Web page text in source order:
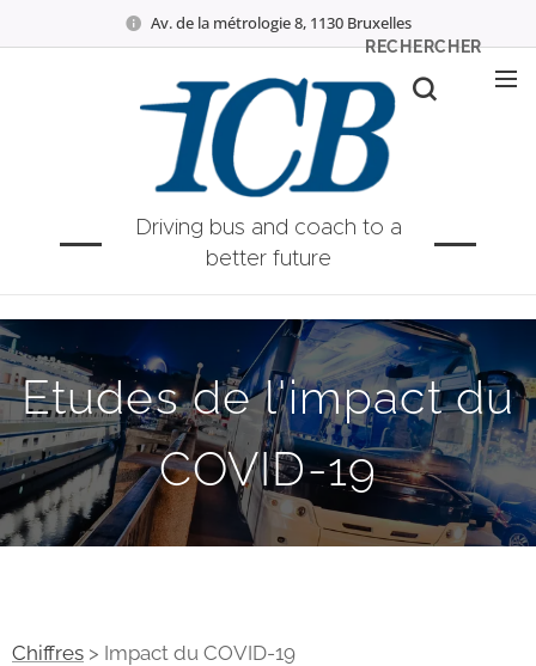
Av. de la métrologie 8, 1130 Bruxelles
Driving bus and coach to a
better future
RECHERCHER
Etudes de l'impact du
COVID-19
Chiffres > Impact du COVID-19